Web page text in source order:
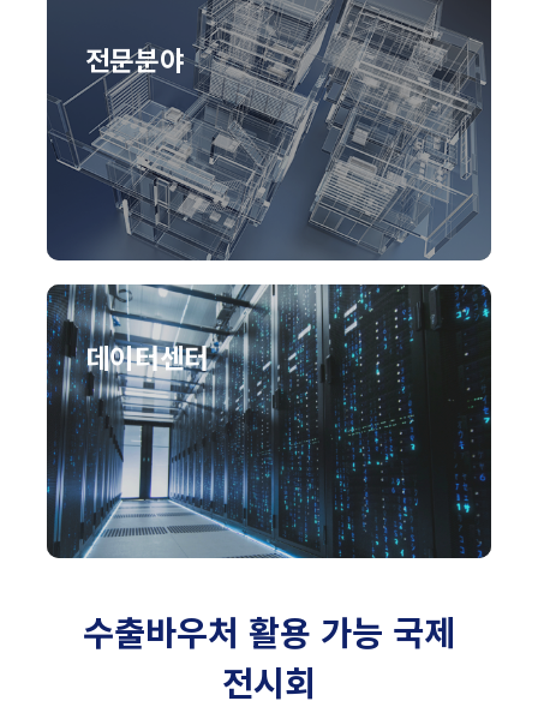
전문분야
데이터센터
수출바우처 활용 가능 국제
전시회